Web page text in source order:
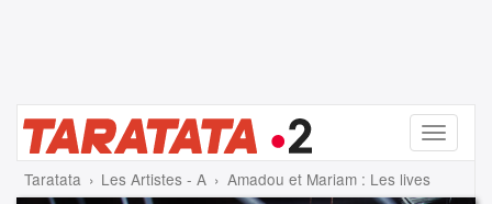
Menu
Taratata Les Artistes - A Amadou et Mariam : Les lives